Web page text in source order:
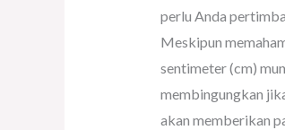
perlu Anda
Meskipun
sentimeter (cm)
membingungkan
akan memberikan